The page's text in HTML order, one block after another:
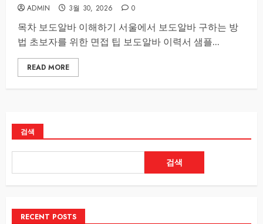
ADMIN 3월 30, 2026 0
목차 보도알바 이해하기 서울에서 보도알바 구하는 방
법 초보자를 위한 면접 팁 보도알바 이력서 샘플...
READ MORE
검색
검색
RECENT POSTS